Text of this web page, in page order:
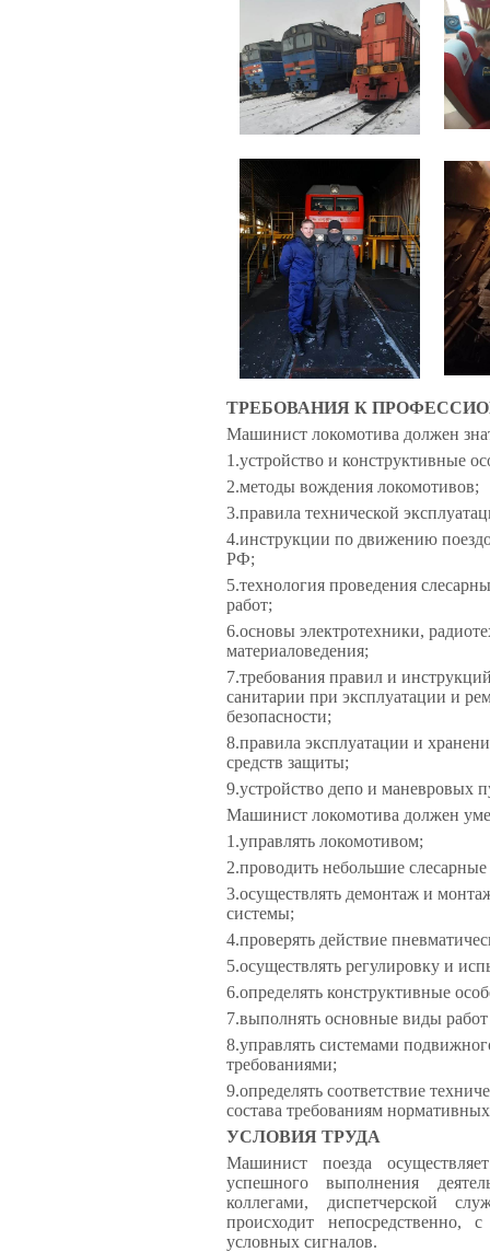
ТРЕБОВАНИЯ К
Машинист локомотива должен
1.устройство и конструктивные
2.методы вождения локомотивов;
3.правила технической
4.инструкции по движению
РФ;
5.технология проведения
работ;
6.основы электротехники,
материаловедения;
7.требования правил и
санитарии при эксплуатации и
безопасности;
8.правила эксплуатации и
средств защиты;
9.устройство депо и маневровых
Машинист локомотива должен
1.управлять локомотивом;
2.проводить небольшие
3.осуществлять демонтаж и
системы;
4.проверять действие
5.осуществлять регулировку и
6.определять конструктивные
7.выполнять основные виды работ
8.управлять системами
требованиями;
9.определять соответствие
состава требованиям
УСЛОВИЯ ТРУДА
Машинист поезда
успешного выполнения
коллегами, диспетчерской
происходит
условных сигналов.